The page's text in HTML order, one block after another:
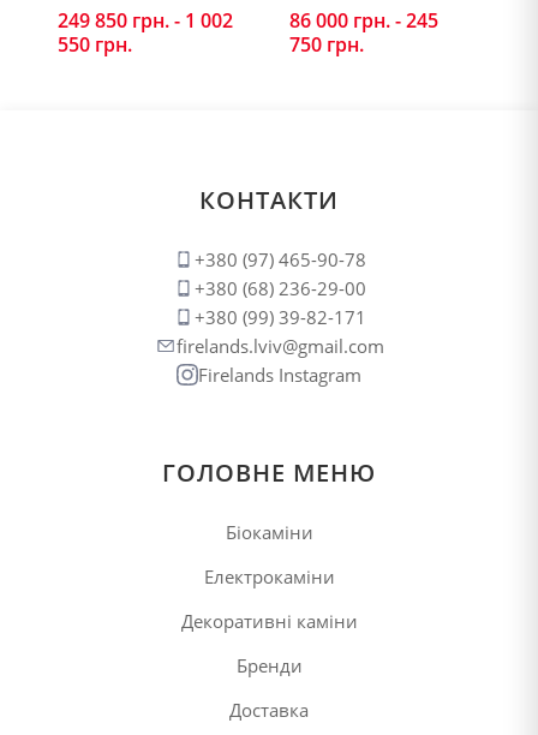
249 850 грн.- 1 002
550 грн.
86 000 грн.-245
750 грн.
КОНТАКТИ
+380 (97) 465-90-78
+380 (68) 236-29-00
+380 (99) 39-82-171
firelands.lviv@gmail.com
Firelands Instagram
ГОЛОВНЕ МЕНЮ
Біокаміни
Електрокаміни
Декоративні каміни
Бренди
Доставка